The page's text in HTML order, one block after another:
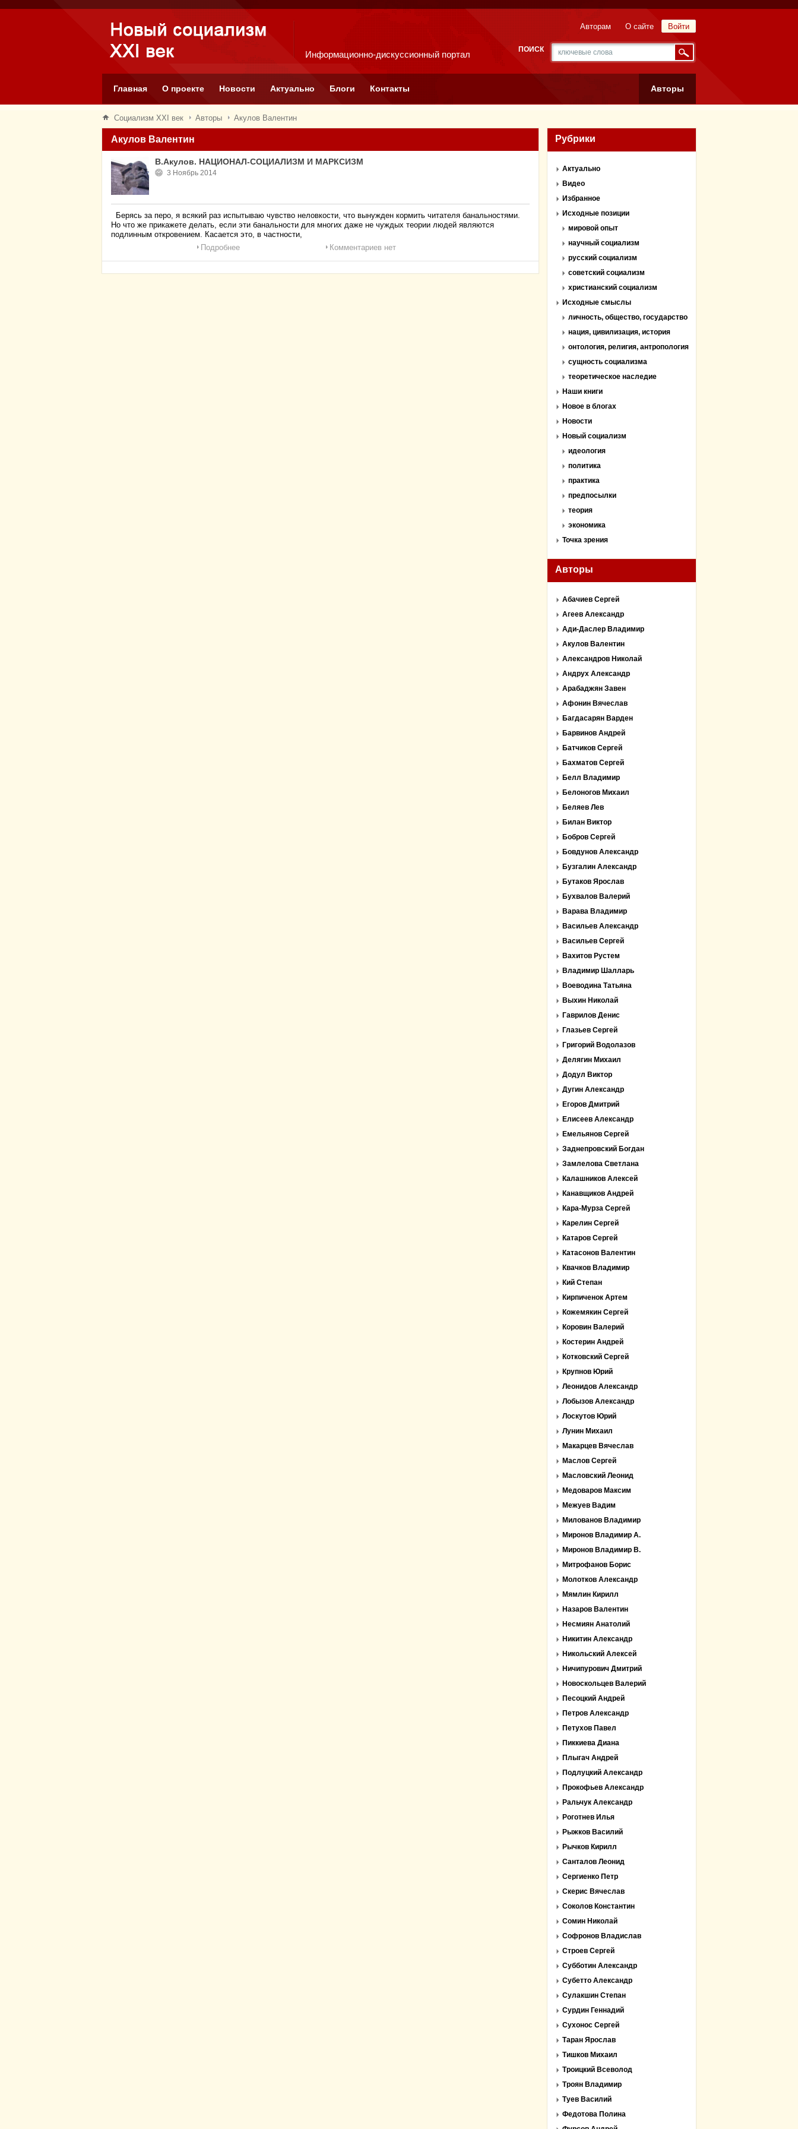
Информационно-дискуссионный портал
Войти
Авторам О сайте
ПОИСК
Главная О проекте Новости Актуально Блоги Контакты Авторы
Социализм XXI век Авторы Акулов Валентин
Акулов Валентин
В.Акулов. НАЦИОНАЛ-СОЦИАЛИЗМ И МАРКСИЗМ
3 Ноябрь 2014
Берясь за перо, я всякий раз испытываю чувство неловкости, что вынужден кормить читателя банальностями.
Но что же прикажете делать, если эти банальности для многих даже не чуждых теории людей являются
подлинным откровением. Касается это, в частности,
Подробнее
Комментариев нет
Рубрики
Актуально
Видео
Избранное
Исходные позиции
мировой опыт
научный социализм
русский социализм
советский социализм
христианский социализм
Исходные смыслы
личность, общество, государство
нация, цивилизация, история
онтология, религия, антропология
сущность социализма
теоретическое наследие
Наши книги
Новое в блогах
Новости
Новый социализм
идеология
политика
практика
предпосылки
теория
экономика
Точка зрения
Авторы
Абачиев Сергей
Агеев Александр
Ади-Даслер Владимир
Акулов Валентин
Александров Николай
Андрух Александр
Арабаджян Завен
Афонин Вячеслав
Багдасарян Варден
Барвинов Андрей
Батчиков Сергей
Бахматов Сергей
Белл Владимир
Белоногов Михаил
Беляев Лев
Билан Виктор
Бобров Сергей
Бовдунов Александр
Бузгалин Александр
Бутаков Ярослав
Бухвалов Валерий
Варава Владимир
Васильев Александр
Васильев Сергей
Вахитов Рустем
Владимир Шалларь
Воеводина Татьяна
Выхин Николай
Гаврилов Денис
Глазьев Сергей
Григорий Водолазов
Делягин Михаил
Додул Виктор
Дугин Александр
Егоров Дмитрий
Елисеев Александр
Емельянов Сергей
Заднепровский Богдан
Замлелова Светлана
Калашников Алексей
Канавщиков Андрей
Кара-Мурза Сергей
Карелин Сергей
Катаров Сергей
Катасонов Валентин
Квачков Владимир
Кий Степан
Кирпиченок Артем
Кожемякин Сергей
Коровин Валерий
Костерин Андрей
Котковский Сергей
Крупнов Юрий
Леонидов Александр
Лобызов Александр
Лоскутов Юрий
Лунин Михаил
Макарцев Вячеслав
Маслов Сергей
Масловский Леонид
Медоваров Максим
Межуев Вадим
Милованов Владимир
Миронов Владимир А.
Миронов Владимир В.
Митрофанов Борис
Молотков Александр
Мямлин Кирилл
Назаров Валентин
Несмиян Анатолий
Никитин Александр
Никольский Алексей
Ничипурович Дмитрий
Новоскольцев Валерий
Песоцкий Андрей
Петров Александр
Петухов Павел
Пиккиева Диана
Плыгач Андрей
Подлуцкий Александр
Прокофьев Александр
Ральчук Александр
Роготнев Илья
Рыжков Василий
Рычков Кирилл
Санталов Леонид
Сергиенко Петр
Скерис Вячеслав
Соколов Константин
Сомин Николай
Софронов Владислав
Строев Сергей
Субботин Александр
Субетто Александр
Сулакшин Степан
Сурдин Геннадий
Сухонос Сергей
Таран Ярослав
Тишков Михаил
Троицкий Всеволод
Троян Владимир
Туев Василий
Федотова Полина